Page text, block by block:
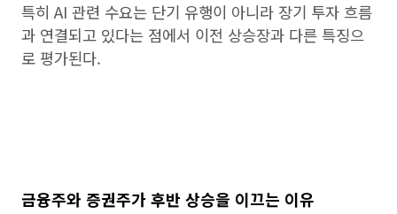
특히 AI 관련 수요는 단기 유행이 아니라 장기 투자 흐름
과 연결되고 있다는 점에서 이전 상승장과 다른 특징으
로 평가된다.
금융주와 증권주가 후반 상승을 이끄는 이유